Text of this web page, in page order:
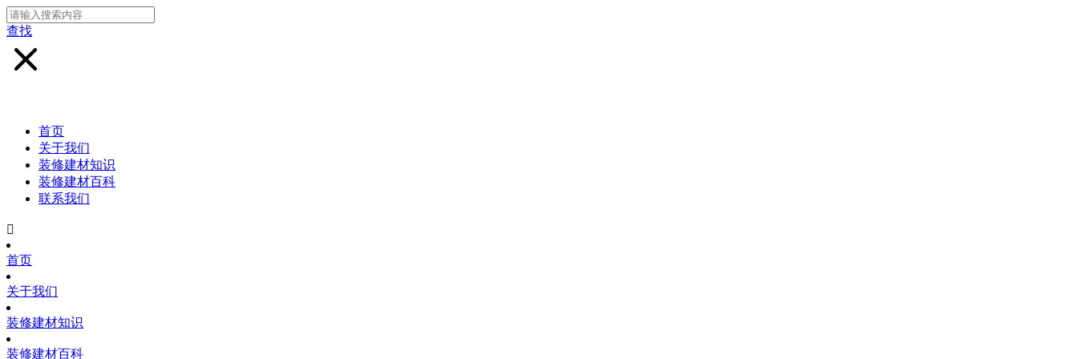
查找
首页
关于我们
装修建材知识
装修建材百科
联系我们

首页
关于我们
装修建材知识
装修建材百科